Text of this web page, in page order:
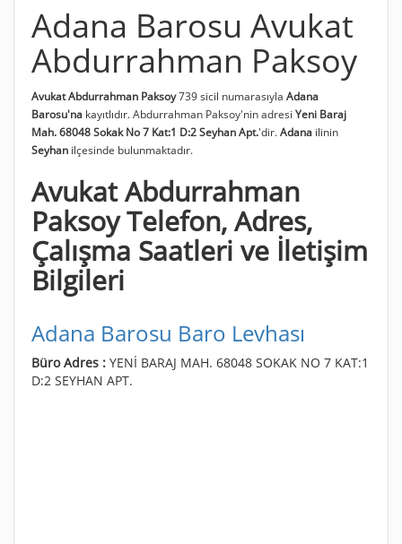
Adana Barosu Avukat
Abdurrahman Paksoy
Avukat Abdurrahman Paksoy739 sicil numarasıyla Adana
Barosu'na kayıtlıdır. Abdurrahman Paksoy'nin adresi Yeni Baraj
Mah. 68048 Sokak No 7 Kat:1 D:2 Seyhan Apt.'dir. Adana ilinin
Seyhan ilçesinde bulunmaktadır.
Avukat Abdurrahman
Paksoy Telefon, Adres,
Çalışma Saatleri ve İletişim
Bilgileri
Adana Barosu Baro Levhası
Büro Adres : YENİ BARAJ MAH. 68048 SOKAK NO 7 KAT:1
D:2 SEYHAN APT.